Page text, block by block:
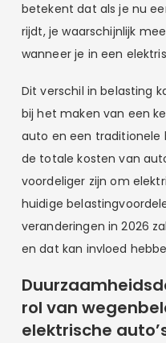
betekent dat als je nu
rijdt, je waarschijnlijk
wanneer je in een
Dit verschil in belasting
bij het maken van een
auto en een traditionele
de totale kosten van
voordeliger zijn om
huidige
veranderingen in 2026
en dat kan invloed
rol van
elektrische